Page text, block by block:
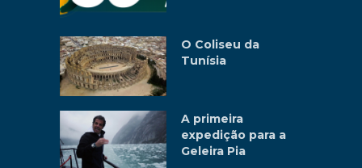
O Coliseu da
Tunísia
A primeira
expedição para a
Geleira Pia